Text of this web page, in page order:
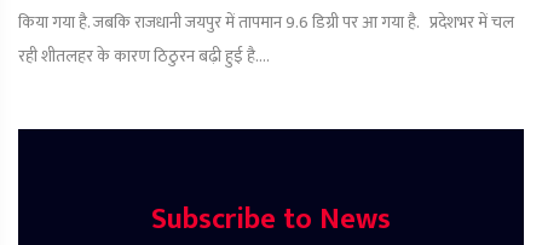
किया गया है. जबकि राजधानी जयपुर में तापमान 9.6 डिग्री पर आ गया है. प्रदेशभर में चल
रही शीतलहर के कारण ठिठुरन बढ़ी हुई है....
Subscribe to News